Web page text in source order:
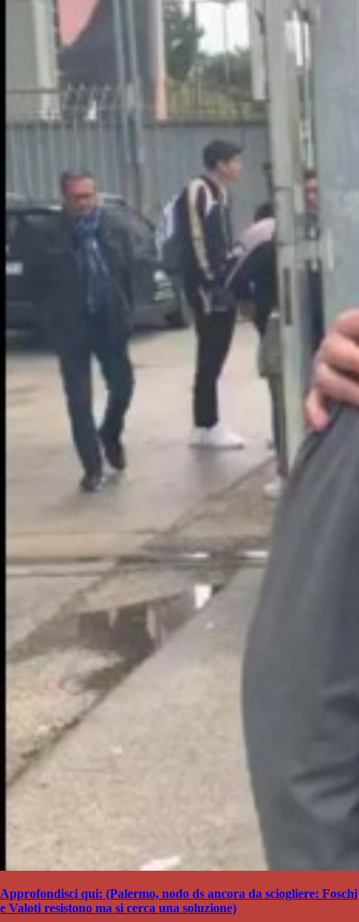
Approfondisci qui: (Palermo, nodo ds ancora da sciogliere: Foschi
e Valoti resistono ma si cerca una soluzione)